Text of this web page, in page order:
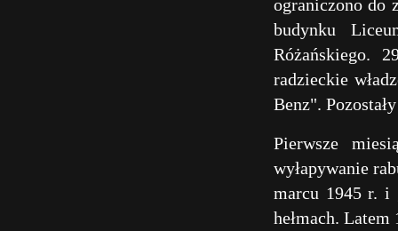
ograniczono do
budynku
Różańskiego.
radzieckie
Benz".
Pierwsze
wyłapywanie
marcu 1945 r. i
hełmach. Latem